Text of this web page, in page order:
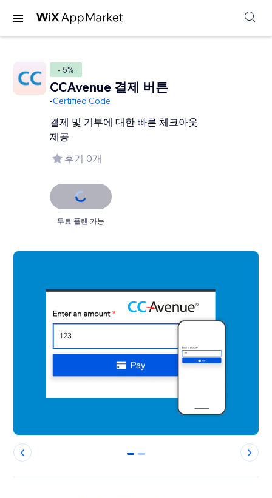
- 5%
CCAvenue 결제 버튼
-Certified Code
결제 및 기부에 대한 빠른 체크아웃
제공
후기 0개
무료 플랜 가능
0 1